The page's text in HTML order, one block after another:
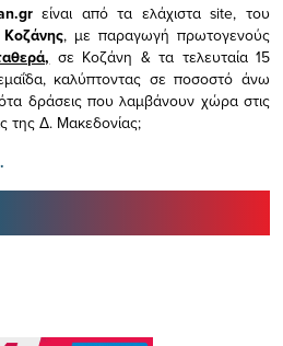
είναι από τα ελάχισταsite, του
, με παραγωγή πρωτογενούς
σε Κοζάνη & τα τελευταία 15
καλύπτοντας σε ποσοστό άνω
δράσεις που λαμβάνουν χώρα στις
της Δ. Μακεδονίας;